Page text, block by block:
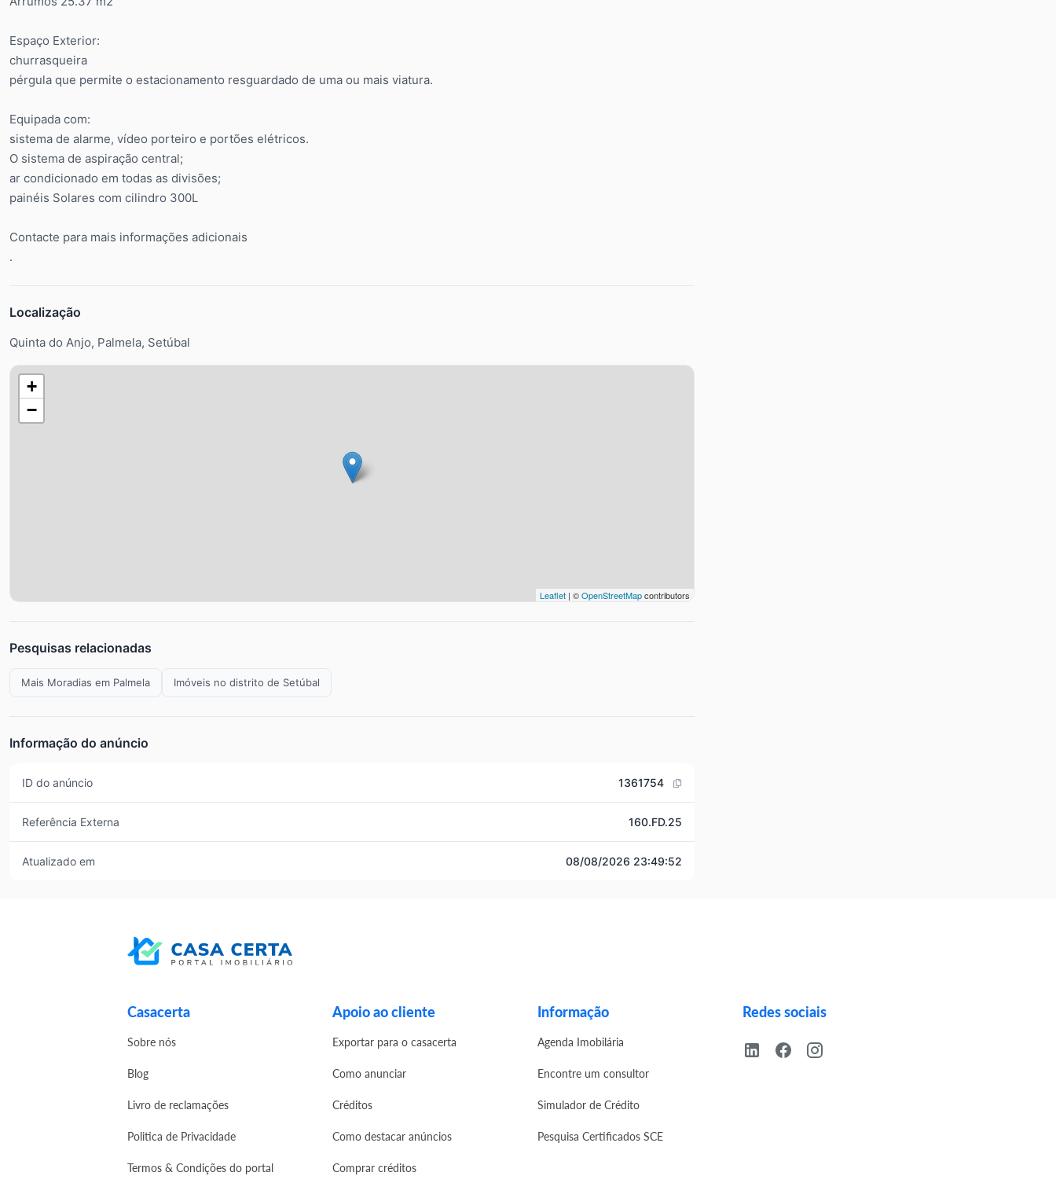
Espaço Exterior:
churrasqueira
pérgula que permite o estacionamento resguardado de uma ou mais viatura.
Equipada com:
sistema de alarme, vídeo porteiro e portões elétricos.
O sistema de aspiração central;
ar condicionado em todas as divisões;
painéis Solares com cilindro 300L
Contacte para mais informações adicionais
.
Localização
Quinta do Anjo, Palmela, Setúbal
+
−
Leaflet | ©OpenStreetMapcontributors
Pesquisas relacionadas
Mais Moradias em Palmela Imóveis no distrito de Setúbal
Informação do anúncio
ID do anúncio 1361754
Referência Externa 160.FD.25
Atualizado em 08/08/2026 23:49:52
Casacerta
Sobre nós
Blog
Livro de reclamações
Politica de Privacidade
Termos & Condições do portal
Apoio ao cliente
Exportar para o casacerta
Como anunciar
Créditos
Como destacar anúncios
Comprar créditos
Informação
Agenda Imobilária
Encontre um consultor
Simulador de Crédito
Pesquisa Certificados SCE
Redes sociais